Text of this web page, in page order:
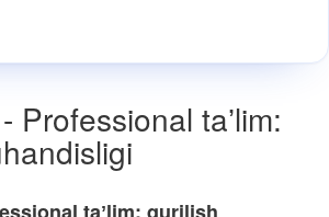
Professional taʼlim: